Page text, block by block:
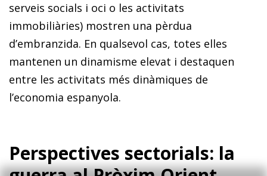
serveis socials i oci o les activitats
immobiliàries) mostren una pèrdua
d’embranzida. En qualsevol cas, totes elles
mantenen un dinamisme elevat i destaquen
entre les activitats més dinàmiques de
l’economia espanyola.
Perspectives sectorials: la